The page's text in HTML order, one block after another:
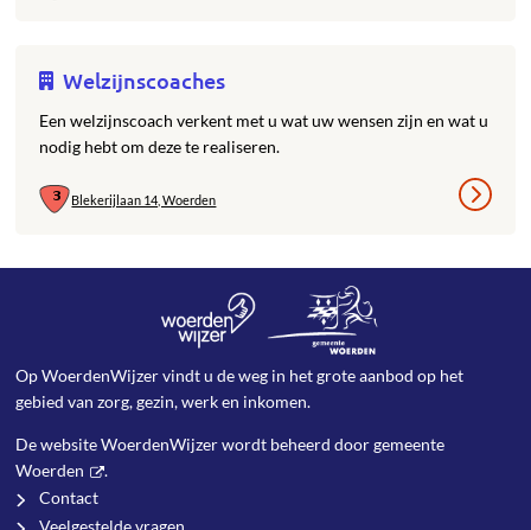
Welzijnscoaches
Een welzijnscoach verkent met u wat uw wensen zijn en wat u
nodig hebt om deze te realiseren.
Blekerijlaan 14, Woerden
Op WoerdenWijzer vindt u de weg in het grote aanbod op het
gebied van zorg, gezin, werk en inkomen.
De website WoerdenWijzer wordt beheerd doorgemeente
Woerden
.
Contact
Veelgestelde vragen